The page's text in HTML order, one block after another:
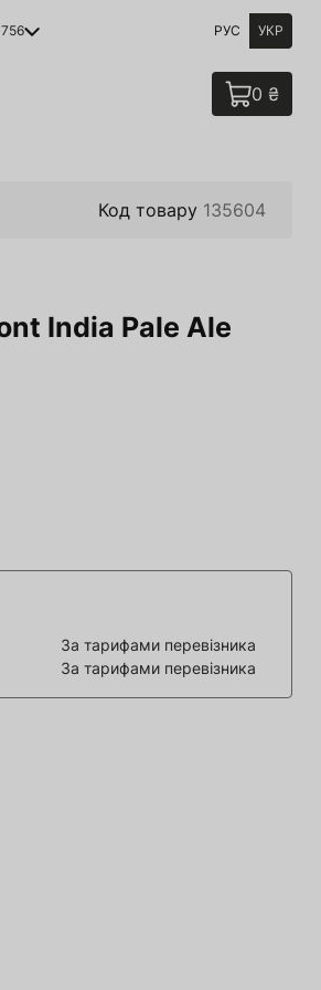
РУС УКР
0 ₴
Код товару 135604
India Pale Ale
За тарифами перевізника
За тарифами перевізника